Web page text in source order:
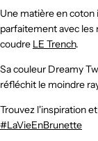
Une matière en coton
parfaitement avec les
coudre LE Trench.
Sa couleur Dreamy
réfléchit le moindre
Trouvez l'inspiration
#LaVieEnBrunette